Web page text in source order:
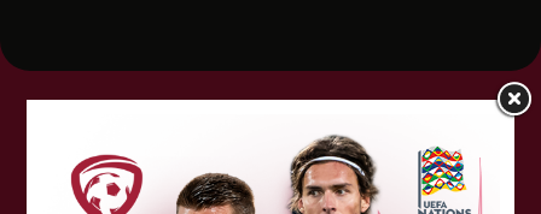
Tehniskais sponsors